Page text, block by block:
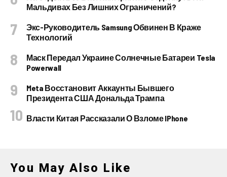
Мальдивах Без Лишних Ограничений?
Экс-Руководитель Samsung Обвинен В Краже
Технологий
Маск Передал Украине Солнечные Батареи Tesla
Powerwall
Meta Восстановит Аккаунты Бывшего
Президента США Дональда Трампа
Власти Китая Рассказали О Взломе IPhone
You May Also Like